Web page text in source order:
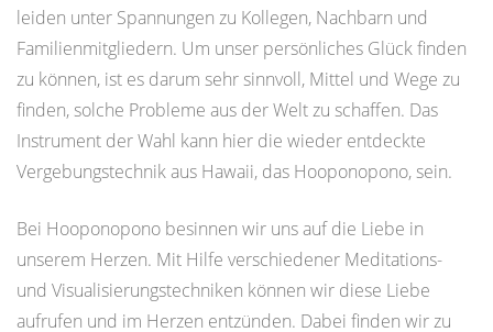
leiden unter Spannungen zu Kollegen, Nachbarn und
Familienmitgliedern. Um unser persönliches Glück finden
zu können, ist es darum sehr sinnvoll, Mittel und Wege zu
finden, solche Probleme aus der Welt zu schaffen. Das
Instrument der Wahl kann hier die wieder entdeckte
Vergebungstechnik aus Hawaii, das Hooponopono, sein.
Bei Hooponopono besinnen wir uns auf die Liebe in
unserem Herzen. Mit Hilfe verschiedener Meditations-
und Visualisierungstechniken können wir diese Liebe
aufrufen und im Herzen entzünden. Dabei finden wir zu